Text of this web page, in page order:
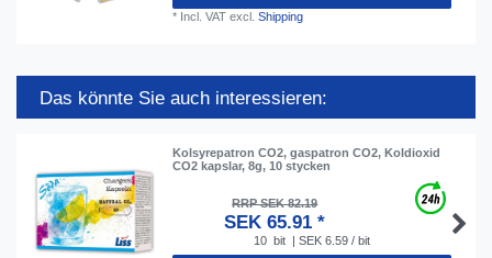
* Incl. VAT excl.Shipping
Das könnte Sie auch interessieren:
Kolsyrepatron CO2, gaspatron CO2, Koldioxid
CO2 kapslar, 8g, 10 stycken
RRP SEK 82.19
SEK 65.91 *
10 bit | SEK 6.59 / bit